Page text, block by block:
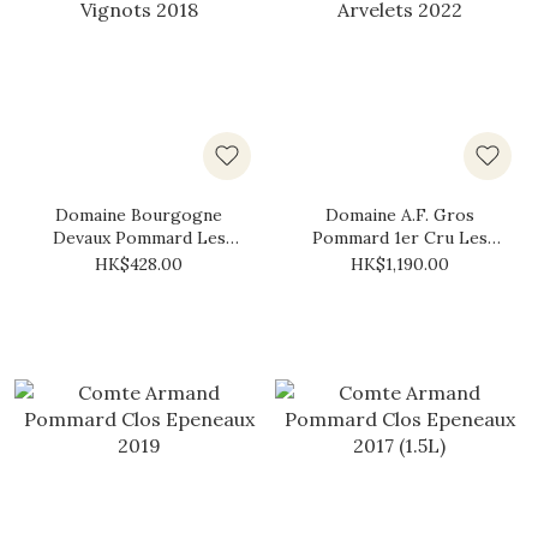
Domaine Bourgogne
Devaux Pommard Les
Vignots 2018
HK$428.00
Domaine A.F. Gros
Pommard 1er Cru Les
Arvelets 2022
HK$1,190.00